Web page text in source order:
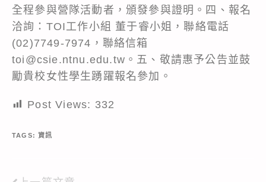
全程參與營隊活動者，頒發參與證明。四、報名
洽詢：TOI工作小組 董于睿小姐，聯絡電話
(02)7749-7974，聯絡信箱
toi@csie.ntnu.edu.tw。五、敬請惠予公告並鼓
勵貴校女性學生踴躍報名參加。
Post Views: 332
TAGS:資訊